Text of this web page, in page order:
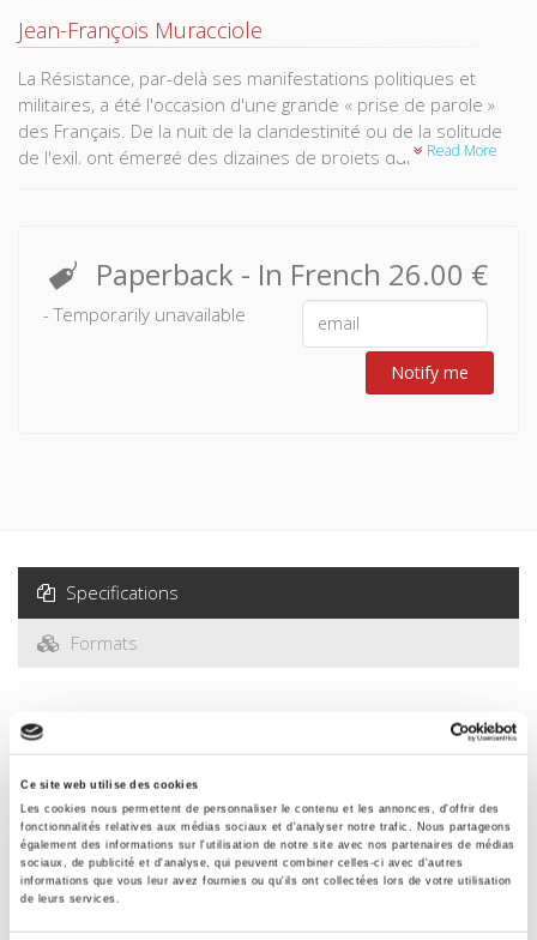
Ce site web utilise des cookies
Les cookies nous permettent de personnaliser le contenu et les annonces, d'offrir des
fonctionnalités relatives aux médias sociaux et d'analyser notre trafic. Nous partageons
également des informations sur l'utilisation de notre site avec nos partenaires de médias
sociaux, de publicité et d'analyse, qui peuvent combiner celles-ci avec d'autres
informations que vous leur avez fournies ou qu'ils ont collectées lors de votre utilisation
de leurs services.
Jean-François Muracciole
La Résistance, par-delà ses manifestations politiques et
militaires, a été l'occasion d'une grande « prise de parole »
des Français. De la nuit de la clandestinité ou de la solitude
de l'exil, ont émergé des dizaines de projets qui
drame fondateur, mais aussi de l'attention portée aux
expériences du Front populaire et de Vichy, a peu à peu
émergé une conception nouvelle et forte de l'éducation. A
bien des égards, les grandes révolutions vécues depuis la
fin de la guerre par le système éducatif français
(généralisation et unification des études secondaires,
de la politique de la jeunesse ou de la politique culturelle,
ont été redéfinies et ont alors acquis les fondements
théoriques et pratiques que les Quatrième et Cinquième
Républiques n'ont cessé de renforcer.
Read More
Paperback - In French 26.00 €
- Temporarily unavailable
Notify me
Specifications
Formats
Specifications
Publisher
Presses de Sciences Po
Author
Jean-François Muracciole